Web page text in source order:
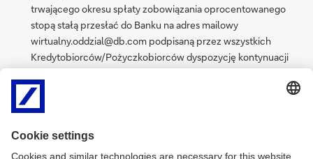
trwającego okresu spłaty zobowiązania oprocentowanego
stopą stałą przesłać do Banku na adres mailowy
wirtualny.oddzial@db.com podpisaną przez wszystkich
Kredytobiorców/Pożyczkobiorców dyspozycję kontynuacji
stosowania stopy okresowo stałej, której blankiet otrzyma
wraz z informacją opisaną w pkt. 3. Jednocześnie Klient jest
zobowiązany do niezwłocznego dostarczenia oryginału
osobiście).